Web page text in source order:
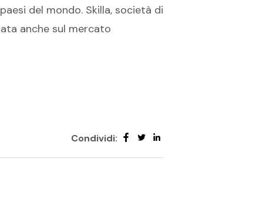
del mondo. Skilla, società di
anche sul mercato
Condividi: